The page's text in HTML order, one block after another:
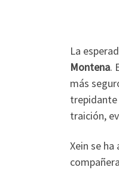
La
Montena.
más
trepidante
traición,
Xein se